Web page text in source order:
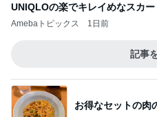
UNIQLOの楽でキレイめなスカー
Amebaトピックス 1日前
記事
お得なセットの肉